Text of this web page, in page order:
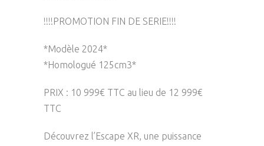
!!!!PROMOTION FIN DE SERIE!!!!
*Modèle 2024*
*Homologué 125cm3*
PRIX : 10 999€ TTC au lieu de 12 999€
TTC
Découvrez l’Escape XR, une puissance